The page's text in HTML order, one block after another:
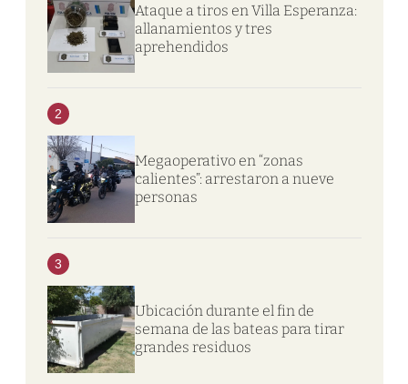
Ataque a tiros en Villa Esperanza:
allanamientos y tres
aprehendidos
2
Megaoperativo en “zonas
calientes”: arrestaron a nueve
personas
3
Ubicación durante el fin de
semana de las bateas para tirar
grandes residuos